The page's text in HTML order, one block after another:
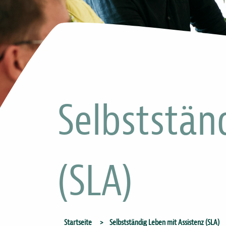
(SLA)
Startseite Selbstständig Leben mit Assistenz (SLA)